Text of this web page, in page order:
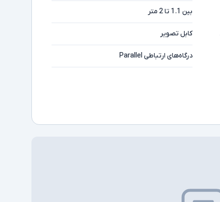
بین 1.1 تا 2 متر
کابل تصویر
درگاه‌های ارتباطی Parallel